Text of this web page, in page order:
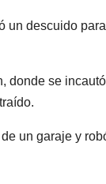
descuido
donde se
un garaje y